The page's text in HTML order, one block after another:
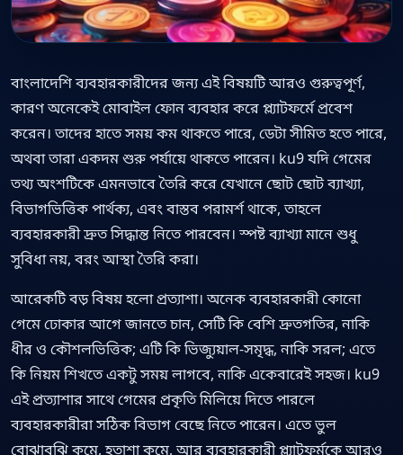
বাংলাদেশি ব্যবহারকারীদের জন্য এই বিষয়টি আরও গুরুত্বপূর্ণ,
কারণ অনেকেই মোবাইল ফোন ব্যবহার করে প্ল্যাটফর্মে প্রবেশ
করেন। তাদের হাতে সময় কম থাকতে পারে, ডেটা সীমিত হতে পারে,
অথবা তারা একদম শুরু পর্যায়ে থাকতে পারেন। ku9 যদি গেমের
তথ্য অংশটিকে এমনভাবে তৈরি করে যেখানে ছোট ছোট ব্যাখ্যা,
বিভাগভিত্তিক পার্থক্য, এবং বাস্তব পরামর্শ থাকে, তাহলে
ব্যবহারকারী দ্রুত সিদ্ধান্ত নিতে পারবেন। স্পষ্ট ব্যাখ্যা মানে শুধু
সুবিধা নয়, বরং আস্থা তৈরি করা।
আরেকটি বড় বিষয় হলো প্রত্যাশা। অনেক ব্যবহারকারী কোনো
গেমে ঢোকার আগে জানতে চান, সেটি কি বেশি দ্রুতগতির, নাকি
ধীর ও কৌশলভিত্তিক; এটি কি ভিজ্যুয়াল-সমৃদ্ধ, নাকি সরল; এতে
কি নিয়ম শিখতে একটু সময় লাগবে, নাকি একেবারেই সহজ। ku9
এই প্রত্যাশার সাথে গেমের প্রকৃতি মিলিয়ে দিতে পারলে
ব্যবহারকারীরা সঠিক বিভাগ বেছে নিতে পারেন। এতে ভুল
বোঝাবুঝি কমে, হতাশা কমে, আর ব্যবহারকারী প্ল্যাটফর্মকে আরও